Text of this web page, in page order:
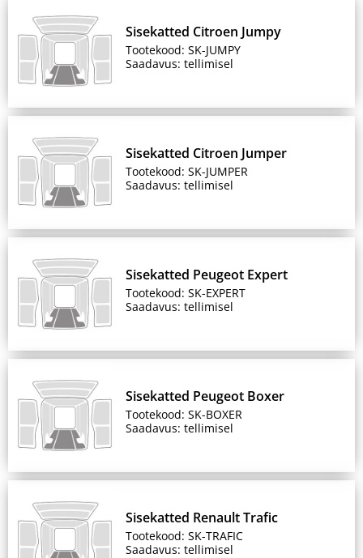
Sisekatted Citroen Jumpy
Tootekood: SK-JUMPY
Saadavus: tellimisel
Sisekatted Citroen Jumper
Tootekood: SK-JUMPER
Saadavus: tellimisel
Sisekatted Peugeot Expert
Tootekood: SK-EXPERT
Saadavus: tellimisel
Sisekatted Peugeot Boxer
Tootekood: SK-BOXER
Saadavus: tellimisel
Sisekatted Renault Trafic
Tootekood: SK-TRAFIC
Saadavus: tellimisel